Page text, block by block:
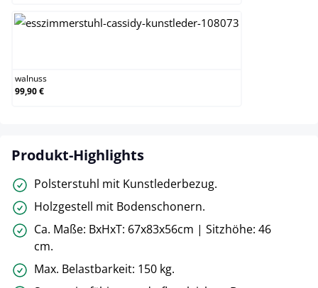
walnuss
99,90 €
Produkt-Highlights
Polsterstuhl mit Kunstlederbezug.
Holzgestell mit Bodenschonern.
Ca. Maße: BxHxT: 67x83x56cm | Sitzhöhe: 46
cm.
Max. Belastbarkeit: 150 kg.